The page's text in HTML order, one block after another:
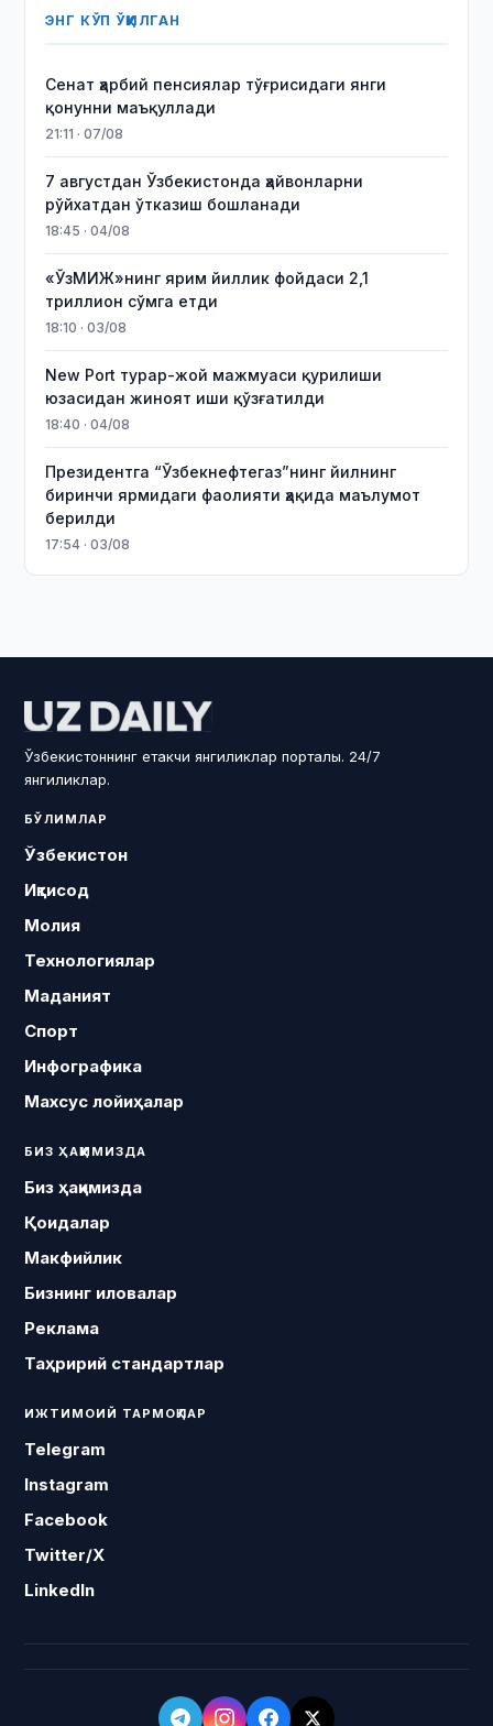
ЭНГ КЎП ЎҚИЛГАН
Сенат ҳарбий пенсиялар тўғрисидаги янги
қонунни маъқуллади
21:11 · 07/08
7 августдан Ўзбекистонда ҳайвонларни
рўйхатдан ўтказиш бошланади
18:45 · 04/08
«ЎзМИЖ»нинг ярим йиллик фойдаси 2,1
триллион сўмга етди
18:10 · 03/08
New Port турар-жой мажмуаси қурилиши
юзасидан жиноят иши қўзғатилди
18:40 · 04/08
Президентга “Ўзбекнефтегаз”нинг йилнинг
биринчи ярмидаги фаолияти ҳақида маълумот
берилди
17:54 · 03/08
Ўзбекистоннинг етакчи янгиликлар порталы. 24/7
янгиликлар.
БЎЛИМЛАР
Ўзбекистон
Иқтисод
Молия
Технологиялар
Маданият
Спорт
Инфографика
Махсус лойиҳалар
БИЗ ҲАҚИМИЗДА
Биз ҳақимизда
Қоидалар
Макфийлик
Бизнинг иловалар
Реклама
Таҳририй стандартлар
ИЖТИМОИЙ ТАРМОҚЛАР
Telegram
Instagram
Facebook
Twitter/X
LinkedIn